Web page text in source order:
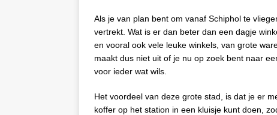
Als je van plan bent om vanaf Schiphol te
vertrekt. Wat is er dan beter dan een dagje
en vooral ook vele leuke winkels, van grote
maakt dus niet uit of je nu op zoek bent naar
voor ieder wat wils.
Het voordeel van deze grote stad, is dat je er
koffer op het station in een kluisje kunt doen,